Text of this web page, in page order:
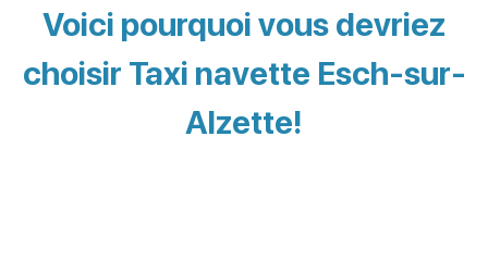
Voici pourquoi vous devriez
choisir Taxi navette Esch-sur-
Alzette!